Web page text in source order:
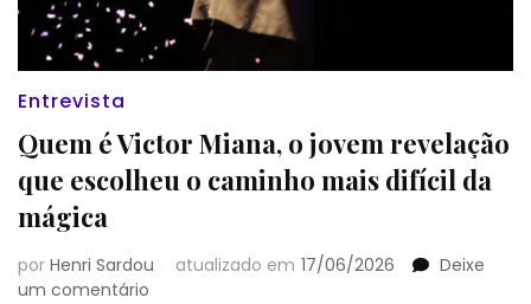
Entrevista
Quem é Victor Miana, o jovem revelação
que escolheu o caminho mais difícil da
mágica
por Henri Sardou atualizado em 17/06/2026
Deixe
um comentário